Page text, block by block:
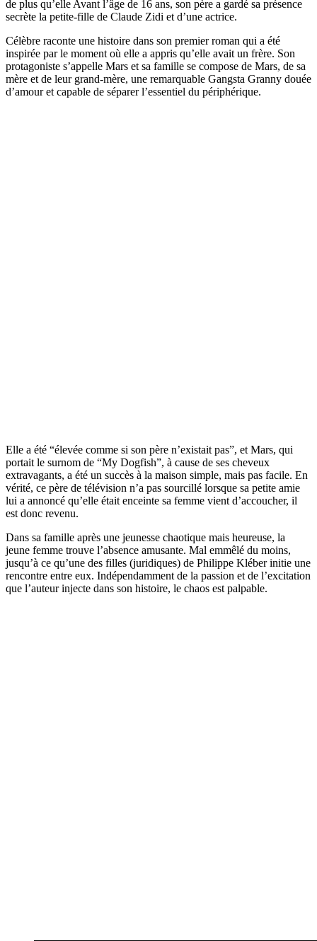
de plus qu’elle Avant l’âge de 16 ans, son père a gardé sa présence
secrète la petite-fille de Claude Zidi et d’une actrice.
Célèbre raconte une histoire dans son premier roman qui a été
inspirée par le moment où elle a appris qu’elle avait un frère. Son
protagoniste s’appelle Mars et sa famille se compose de Mars, de sa
mère et de leur grand-mère, une remarquable Gangsta Granny douée
d’amour et capable de séparer l’essentiel du périphérique.
Elle a été “élevée comme si son père n’existait pas”, et Mars, qui
portait le surnom de “My Dogfish”, à cause de ses cheveux
extravagants, a été un succès à la maison simple, mais pas facile. En
vérité, ce père de télévision n’a pas sourcillé lorsque sa petite amie
lui a annoncé qu’elle était enceinte sa femme vient d’accoucher, il
est donc revenu.
Dans sa famille après une jeunesse chaotique mais heureuse, la
jeune femme trouve l’absence amusante. Mal emmêlé du moins,
jusqu’à ce qu’une des filles (juridiques) de Philippe Kléber initie une
rencontre entre eux. Indépendamment de la passion et de l’excitation
que l’auteur injecte dans son histoire, le chaos est palpable.